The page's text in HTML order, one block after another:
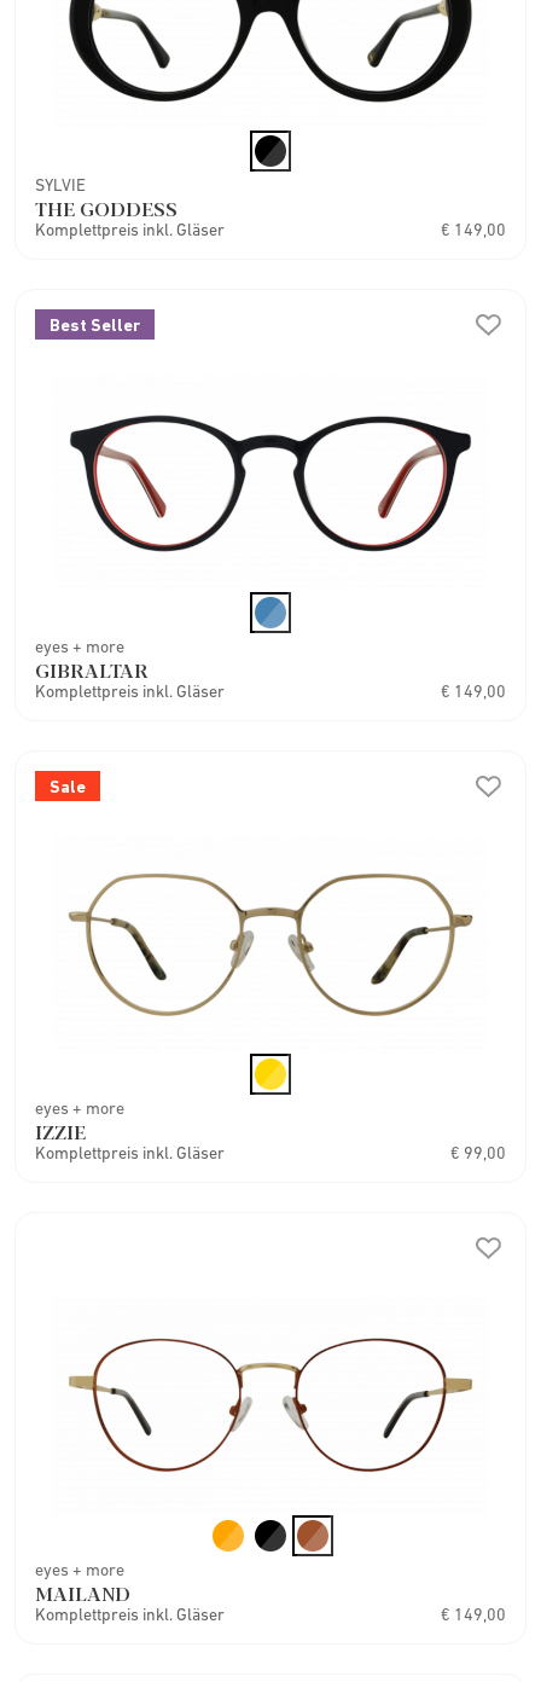
SYLVIE
THE GODDESS
Komplettpreis inkl. Gläser € 149,00
Best Seller
eyes + more
GIBRALTAR
Komplettpreis inkl. Gläser € 149,00
Sale
eyes + more
IZZIE
Komplettpreis inkl. Gläser € 99,00
eyes + more
MAILAND
Komplettpreis inkl. Gläser € 149,00